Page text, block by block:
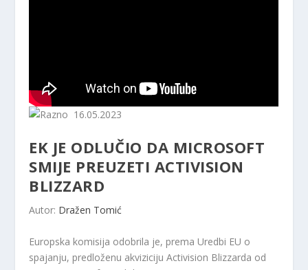
16.05.2023
EK JE ODLUČIO DA MICROSOFT
SMIJE PREUZETI ACTIVISION
BLIZZARD
Autor: Dražen Tomić
Europska komisija odobrila je, prema Uredbi EU o
spajanju, predloženu akviziciju Activision Blizzarda od